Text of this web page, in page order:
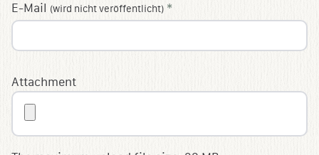
E-Mail (wird nicht veröffentlicht) *
Attachment